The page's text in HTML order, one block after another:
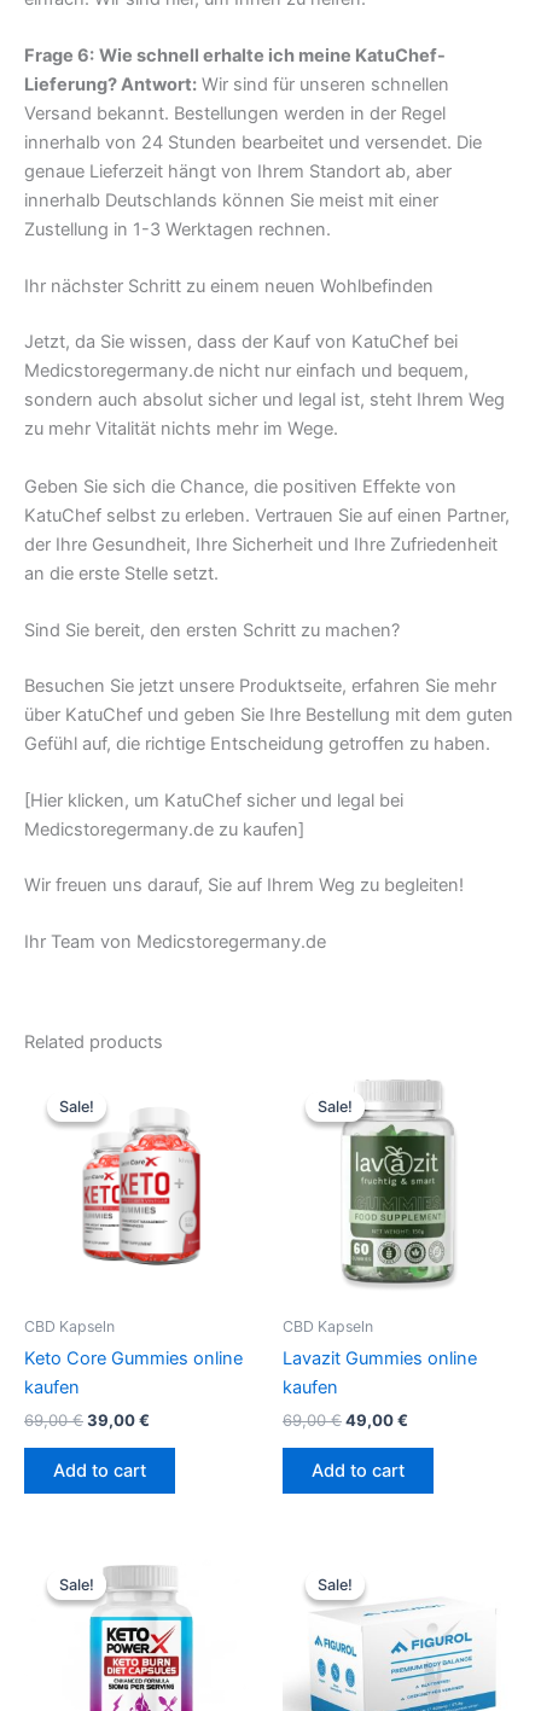
Frage 6: Wie schnell erhalte ich meine KatuChef-
Lieferung? Antwort: Wir sind für unseren schnellen
Versand bekannt. Bestellungen werden in der Regel
innerhalb von 24 Stunden bearbeitet und versendet. Die
genaue Lieferzeit hängt von Ihrem Standort ab, aber
innerhalb Deutschlands können Sie meist mit einer
Zustellung in 1-3 Werktagen rechnen.
Ihr nächster Schritt zu einem neuen Wohlbefinden
Jetzt, da Sie wissen, dass der Kauf von KatuChef bei
Medicstoregermany.de nicht nur einfach und bequem,
sondern auch absolut sicher und legal ist, steht Ihrem Weg
zu mehr Vitalität nichts mehr im Wege.
Geben Sie sich die Chance, die positiven Effekte von
KatuChef selbst zu erleben. Vertrauen Sie auf einen Partner,
der Ihre Gesundheit, Ihre Sicherheit und Ihre Zufriedenheit
an die erste Stelle setzt.
Sind Sie bereit, den ersten Schritt zu machen?
Besuchen Sie jetzt unsere Produktseite, erfahren Sie mehr
über KatuChef und geben Sie Ihre Bestellung mit dem guten
Gefühl auf, die richtige Entscheidung getroffen zu haben.
[Hier klicken, um KatuChef sicher und legal bei
Medicstoregermany.de zu kaufen]
Wir freuen uns darauf, Sie auf Ihrem Weg zu begleiten!
Ihr Team von Medicstoregermany.de
Related products
Sale!
Sale!
CBD Kapseln
Keto Core Gummies online
kaufen
69,00€
price
was:
69,00 €.
39,00€
39,00 €.
Add to cart
Sale!
Sale!
CBD Kapseln
Lavazit Gummies online
kaufen
69,00€
Original
price
was:
69,00 €.
49,00€
Current
price
is:
49,00 €.
Add to cart
Sale!
Sale!price
was:
98,90 €.
is:
68,90 €.
Sale!
Sale!price
was:
79,95 €.49,95 €.